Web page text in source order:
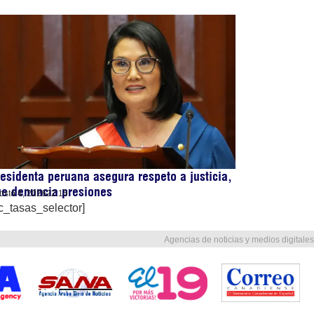
peruana asegura respeto a justicia,
denuncia presiones
4, 202622:15
Agencias de noticias y medios digitales